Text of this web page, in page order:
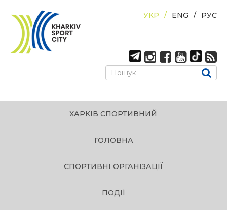
РУС
ENG
УКР
ХАРКІВ СПОРТИВНИЙ
ГОЛОВНА
СПОРТИВНІ ОРГАНІЗАЦІЇ
ПОДІЇ